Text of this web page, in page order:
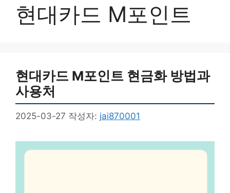
현대카드 M포인트
현대카드 M포인트 현금화 방법과
사용처
2025-03-27 작성자: jai870001